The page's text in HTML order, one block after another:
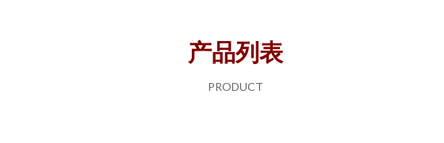
产品列表
PRODUCT